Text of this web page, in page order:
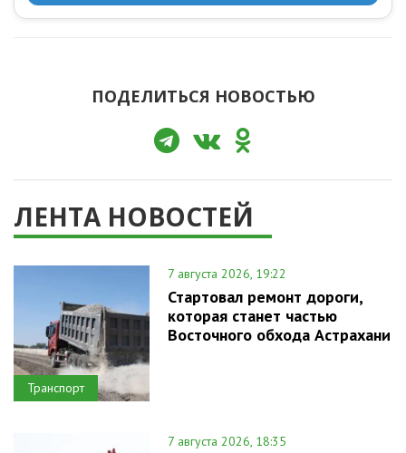
ПОДЕЛИТЬСЯ НОВОСТЬЮ
ЛЕНТА НОВОСТЕЙ
Транспорт
7 августа 2026, 19:22
Стартовал ремонт дороги,
которая станет частью
Восточного обхода Астрахани
7 августа 2026, 18:35